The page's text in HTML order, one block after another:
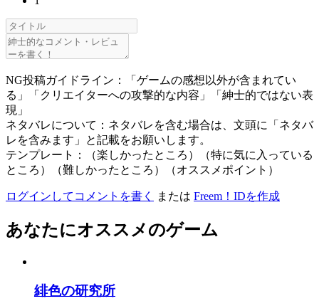
NG投稿ガイドライン：「ゲームの感想以外が含まれてい
る」「クリエイターへの攻撃的な内容」「紳士的ではない表
現」
ネタバレについて：ネタバレを含む場合は、文頭に「ネタバ
レを含みます」と記載をお願いします。
テンプレート：（楽しかったところ）（特に気に入っている
ところ）（難しかったところ）（オススメポイント）
ログインしてコメントを書く または Freem！IDを作成
あなたにオススメのゲーム
緋色の研究所